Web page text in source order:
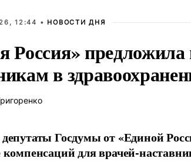
12:44 • НОВОСТИ ДНЯ
Россия»
в
Госдумы от «Единой
компенсаций для врачей-